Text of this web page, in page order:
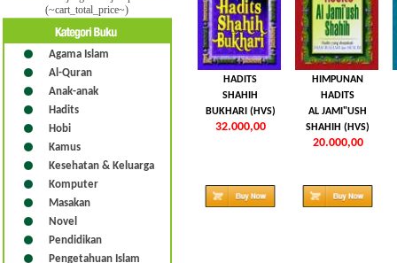
HADITS
SHAHIH
BUKHARI (HVS)
32.000,00
HIMPUNAN
HADITS
AL JAMI"USH
SHAHIH (HVS)
20.000,00
(~cart_total_price~)
Agama Islam
Al-Quran
Anak-anak
Hadits
Hobi
Kamus
Kesehatan & Keluarga
Komputer
Masakan
Novel
Pendidikan
Pengetahuan Islam